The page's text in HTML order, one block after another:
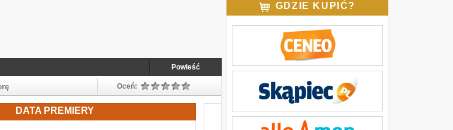
Powieść
Oceń:
DATA PREMIERY
GDZIE KUPIĆ?